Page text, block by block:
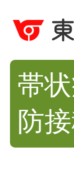
帯
防